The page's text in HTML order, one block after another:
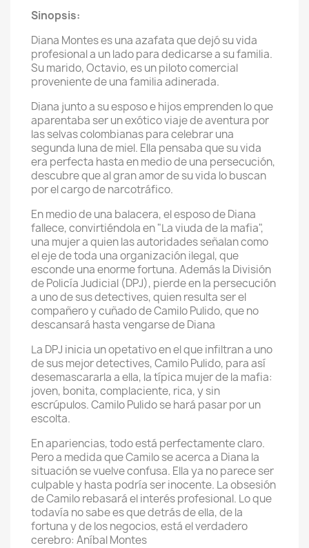
Sinopsis:
Diana Montes es una azafata que dejó su vida
profesional a un lado para dedicarse a su familia.
Su marido, Octavio, es un piloto comercial
proveniente de una familia adinerada.
Diana junto a su esposo e hijos emprenden lo que
aparentaba ser un exótico viaje de aventura por
las selvas colombianas para celebrar una
segunda luna de miel. Ella pensaba que su vida
era perfecta hasta en medio de una persecución,
descubre que al gran amor de su vida lo buscan
por el cargo de narcotráfico.
En medio de una balacera, el esposo de Diana
fallece, convirtiéndola en "La viuda de la mafia",
una mujer a quien las autoridades señalan como
el eje de toda una organización ilegal, que
esconde una enorme fortuna. Además la División
de Policía Judicial (DPJ), pierde en la persecución
a uno de sus detectives, quien resulta ser el
compañero y cuñado de Camilo Pulido, que no
descansará hasta vengarse de Diana
La DPJ inicia un opetativo en el que infiltran a uno
de sus mejor detectives, Camilo Pulido, para así
desemascararla a ella, la típica mujer de la mafia:
joven, bonita, complaciente, rica, y sin
escrúpulos. Camilo Pulido se hará pasar por un
escolta.
En apariencias, todo está perfectamente claro.
Pero a medida que Camilo se acerca a Diana la
situación se vuelve confusa. Ella ya no parece ser
culpable y hasta podría ser inocente. La obsesión
de Camilo rebasará el interés profesional. Lo que
todavía no sabe es que detrás de ella, de la
fortuna y de los negocios, está el verdadero
cerebro: Aníbal Montes